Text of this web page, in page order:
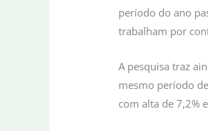
período do ano
trabalham por
A pesquisa traz
mesmo período
com alta de 7,2%